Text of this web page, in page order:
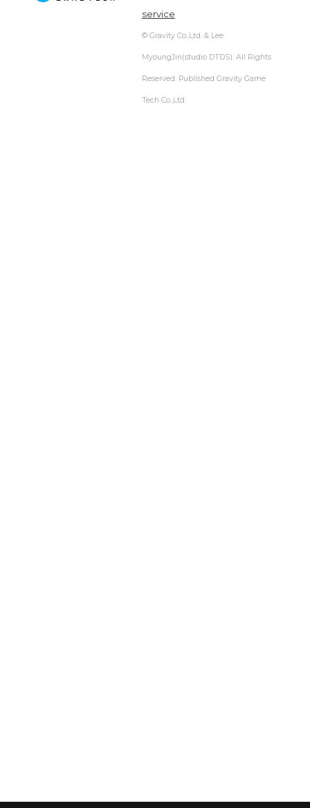
service
© Gravity Co.,Ltd. & Lee
MyoungJin(studio DTDS). All Rights
Reserved. Published Gravity Game
Tech Co.,Ltd.